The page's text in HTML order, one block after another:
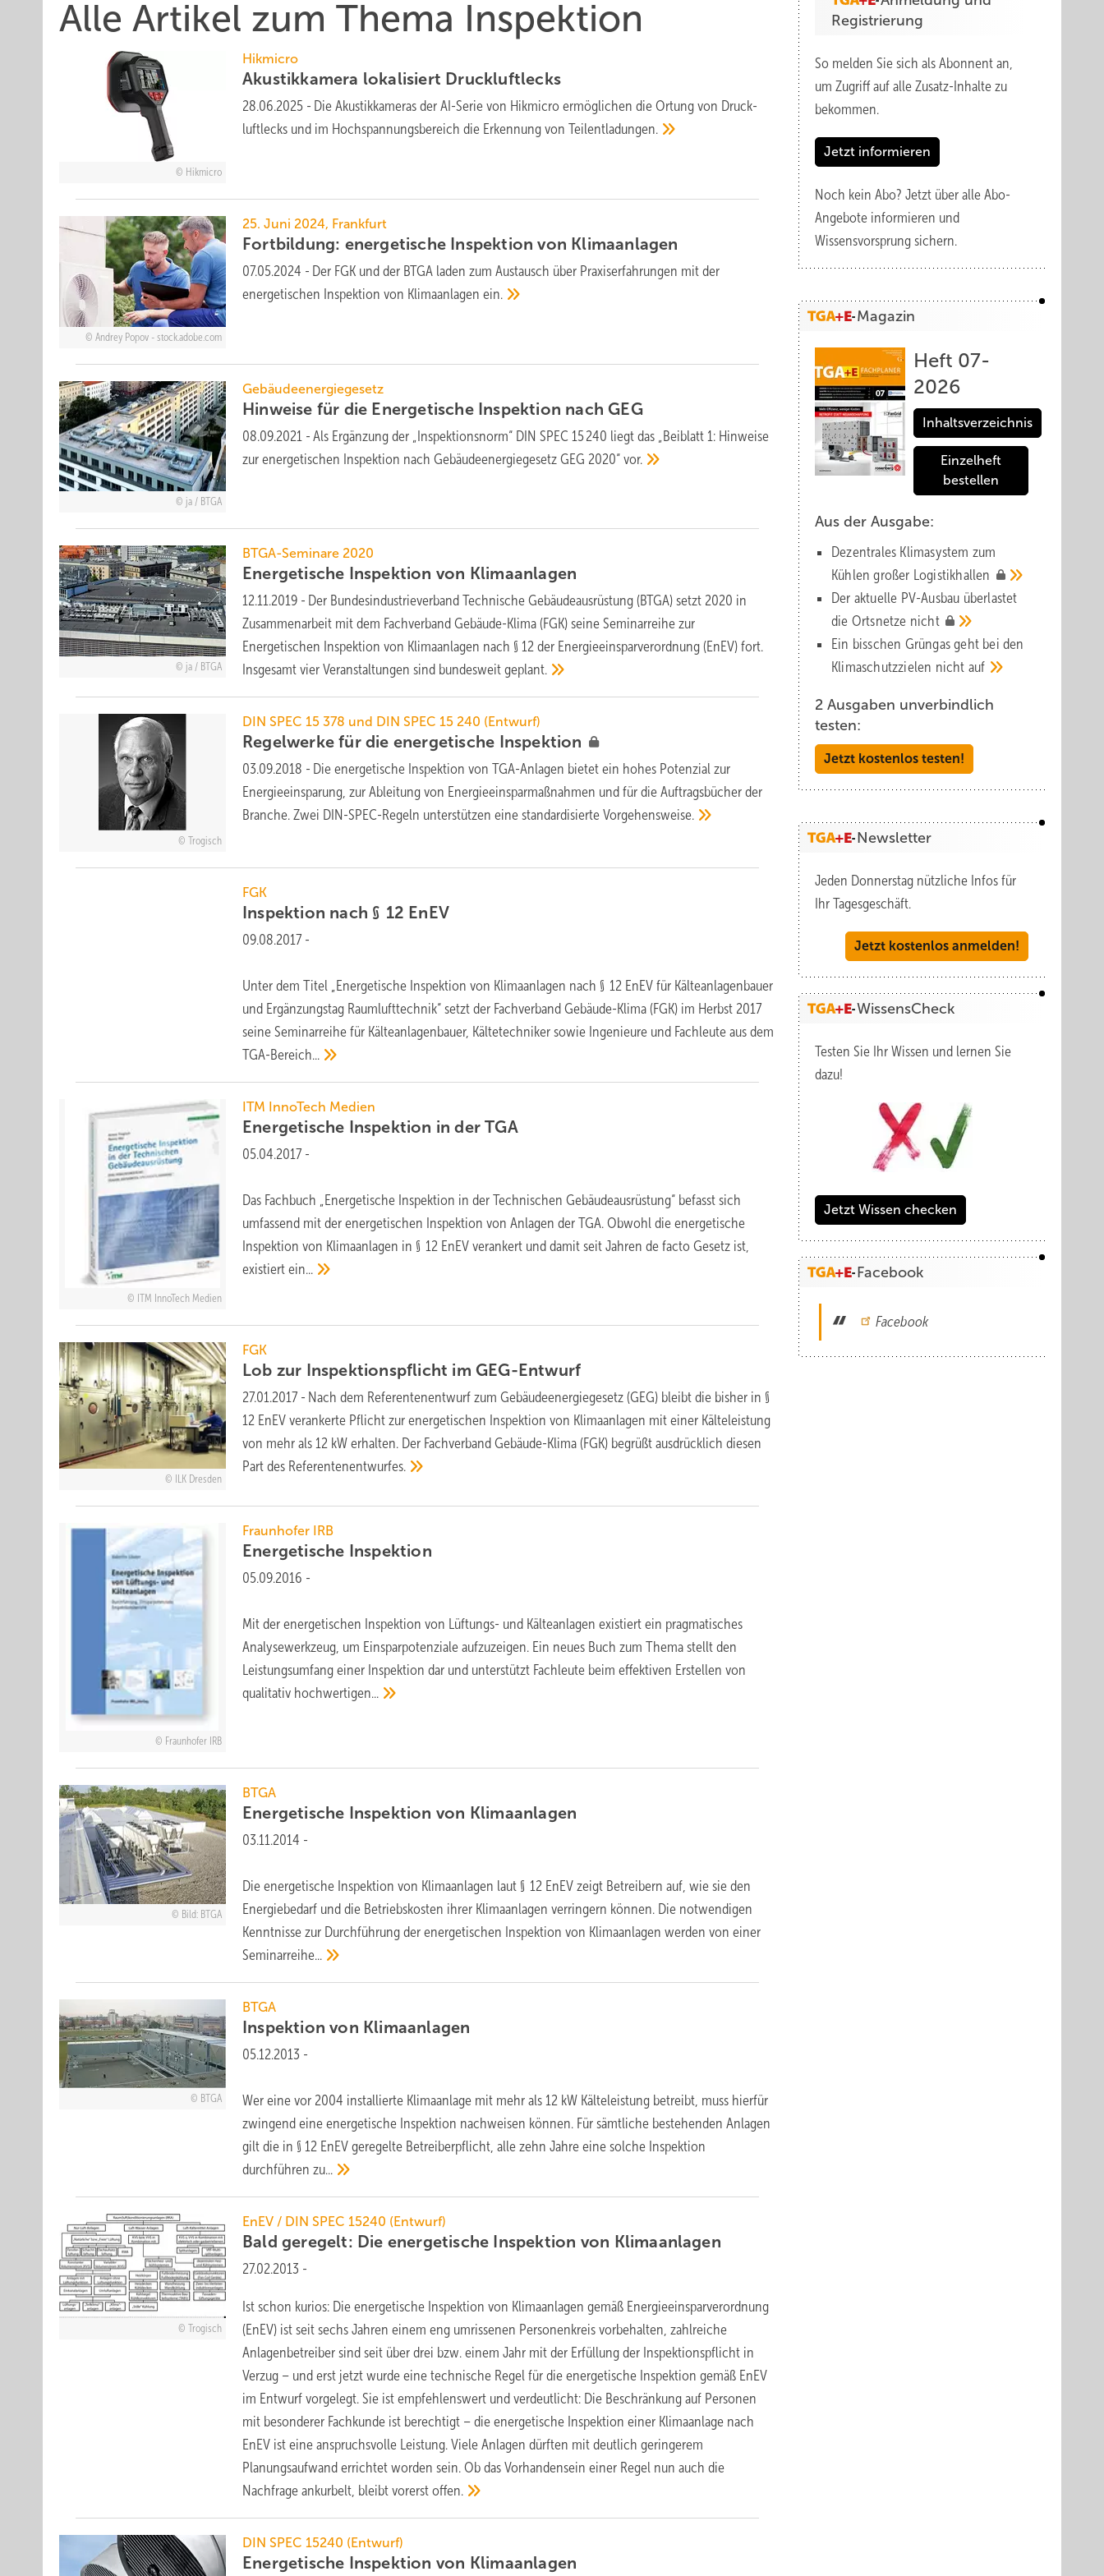
Alle Artikel zum Thema Inspektion
Hikmicro
Hikmicro
Akustikkamera lokalisiert Druckluftlecks
28.06.2025 - Die Akustik­kameras der AI-Serie von Hikmicro er­mög­li­chen die Or­tung von Druck­
luft­lecks und im Hoch­spannungs­bereich die Er­ken­nung vonTeil­ent­la­dun­gen.
Andrey Popov - stock.adobe.com
25. Juni 2024, Frankfurt
Fort­bildung: energetische Inspektion von Klima­anlagen
07.05.2024 - Der FGK und der BTGA laden zum Austausch über Praxiserfahrungen mit der
energetischen Inspektion von Klimaanlagenein.
ja / BTGA
Gebäudeenergiegesetz
Hinweise für die Energetische Inspektion nachGEG
08.09.2021 - Als Ergänzung der „Inspektionsnorm“ DIN SPEC 15 240 liegt das „Beiblatt 1: Hinweise
zur energetischen Inspektion nach Gebäudeenergiegesetz GEG 2020“vor.
ja / BTGA
BTGA-Seminare 2020
Energetische Inspektion von Klimaanlagen
12.11.2019 - Der Bundesindustrieverband Technische Gebäudeausrüstung (BTGA) setzt 2020 in
Zusammenarbeit mit dem Fachverband Gebäude-Klima (FGK) seine Seminarreihe zur
Energetischen Inspektion von Klimaanlagen nach § 12 der Energieeinsparverordnung (EnEV) fort.
Insgesamt vier Veranstaltungen sind bundesweitgeplant.
Trogisch
DIN SPEC 15 378 und DIN SPEC 15 240 (Entwurf)
Regelwerke für die energetische Inspektion
03.09.2018 - Die energetische Inspektion von TGA-Anlagen bietet ein hohes Potenzial zur
Energieeinsparung, zur Ableitung von Energieeinsparmaßnahmen und für die Auftragsbücher der
Branche. Zwei DIN-SPEC-Regeln unterstützen eine standardisierte Vorgehensweise.
FGK
Inspektion nach § 12 EnEV
09.08.2017 -
Unter dem Titel „Energetische Inspektion von Klimaanlagen nach § 12 EnEV für Kälteanlagenbauer
und Ergänzungstag Raumlufttechnik“ setzt der Fachverband Gebäude-Klima (FGK) im Herbst 2017
seine Seminarreihe für Kälteanlagenbauer, Kältetechniker sowie Ingenieure und Fachleute aus dem
TGA-Bereich...
ITM InnoTech Medien
ITM InnoTech Medien
Energetische Inspektion in derTGA
05.04.2017 -
Das Fachbuch „Energetische Inspektion in der Technischen Gebäudeausrüstung“ befasst sich
umfassend mit der energetischen Inspektion von Anlagen der TGA. Obwohl die energetische
Inspektion von Klimaanlagen in § 12 EnEV verankert und damit seit Jahren de facto Gesetz ist,
existiertein...
ILK Dresden
FGK
Lob zur Inspektionspflicht imGEG-Entwurf
27.01.2017 - Nach dem Referentenentwurf zum Gebäudeenergiegesetz (GEG) bleibt die bisher in §
12 EnEV verankerte Pflicht zur energetischen Inspektion von Klimaanlagen mit einer Kälteleistung
von mehr als 12 kW erhalten. Der Fachverband Gebäude-Klima (FGK) begrüßt ausdrücklich diesen
Part des Referentenentwurfes.
Fraunhofer IRB
Fraunhofer IRB
Energetische Inspektion
05.09.2016 -
Mit der energetischen Inspektion von Lüftungs- und Kälteanlagen existiert ein pragmatisches
Analysewerkzeug, um Einsparpotenziale aufzuzeigen. Ein neues Buch zum Thema stellt den
Leistungsumfang einer Inspektion dar und unterstützt Fachleute beim effektiven Erstellen von
qualitativ hochwertigen...
Bild: BTGA
BTGA
Energetische Inspektion von Klimaanlagen
03.11.2014 -
Die energetische Inspektion von Klimaanlagen laut § 12 EnEV zeigt Betreibern auf, wie sie den
Energiebedarf und die Betriebskosten ihrer Klimaanlagen verringern können. Die notwendigen
Kenntnisse zur Durchführung der energetischen Inspektion von Klimaanlagen werden von einer
Seminarreihe...
BTGA
BTGA
Inspektion von Klimaanlagen
05.12.2013 -
Wer eine vor 2004 installierte Klimaanlage mit mehr als 12 kW Kälteleistung betreibt, muss hierfür
zwingend eine energetische Inspektion nachweisen können. Für sämtliche bestehenden Anlagen
gilt die in § 12 EnEV geregelte Betreiberpflicht, alle zehn Jahre eine solche Inspektion
durchführenzu...
Trogisch
EnEV / DIN SPEC 15240 (Entwurf)
Bald geregelt: Die energetische Inspektion von Klimaanlagen
27.02.2013 -
Ist schon kurios: Die energetische Inspektion von Klimaanlagen gemäß Energieeinsparverordnung
(EnEV) ist seit sechs Jahren einem eng umrissenen Personenkreis vorbehalten, zahlreiche
Anlagenbetreiber sind seit über drei bzw. einem Jahr mit der Erfüllung der Inspektionspflicht in
Verzug – und erst jetzt wurde eine technische Regel für die energetische Inspektion gemäß EnEV
im Entwurf vorgelegt. Sie ist empfehlenswert und verdeutlicht: Die Beschränkung auf Personen
mit besonderer Fachkunde ist berechtigt – die energetische Inspektion einer Klimaanlage nach
EnEV ist eine anspruchsvolle Leistung. Viele Anlagen dürften mit deutlich geringerem
Planungsaufwand errichtet worden sein. Ob das Vorhandensein einer Regel nun auch die
Nachfrage ankurbelt, bleibt vorerst offen.
DIN SPEC 15240 (Entwurf)
Energetische Inspektion von Klimaanlagen
Registrierung
So melden Sie sich als Abonnent an,
um Zugriff auf alle Zusatz-Inhalte zu
bekommen.
Jetzt informieren
Noch kein Abo? Jetzt über alle Abo-
Angebote informieren und
Wissensvorsprung sichern.
Magazin
Heft 07-
2026
Inhaltsverzeichnis
Einzelheft
bestellen
Aus der Ausgabe:
Dezentrales Klimasystem zum
Kühlen großer Logistik­hallen
Der aktuelle PV-Ausbau über­lastet
die Orts­netze nicht
Ein bisschen Grüngas geht bei den
Klima­schutz­zielen nicht auf
2 Ausgaben unverbindlich
testen:
Jetzt kostenlos testen!
Newsletter
Jeden Donnerstag nützliche Infos für
Ihr Tagesgeschäft.
Jetzt kostenlos anmelden!
WissensCheck
Testen Sie Ihr Wissen und lernen Sie
dazu!
Jetzt Wissen checken
Facebook
Facebook